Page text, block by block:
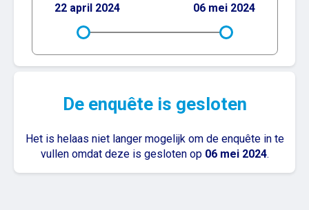
22 april 2024
06 mei 2024
De enquête is gesloten
Het is helaas niet langer mogelijk om de enquête in te
vullen omdat deze is gesloten op 06 mei 2024.